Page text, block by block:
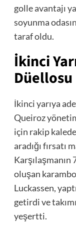
golle avantajı
soyunma
taraf oldu.
İkinci
Düellosu
İkinci yarıya
Queiroz
için rakip
aradığı fırsatı
Karşılaşmanın
oluşan
Luckassen,
getirdi ve
yeşertti.